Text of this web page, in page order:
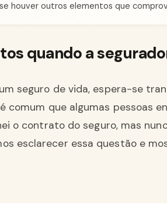
houver outros elementos que
quando a
seguro de vida, espera-se
comum que algumas pessoas
o contrato do seguro, mas
esclarecer essa questão e